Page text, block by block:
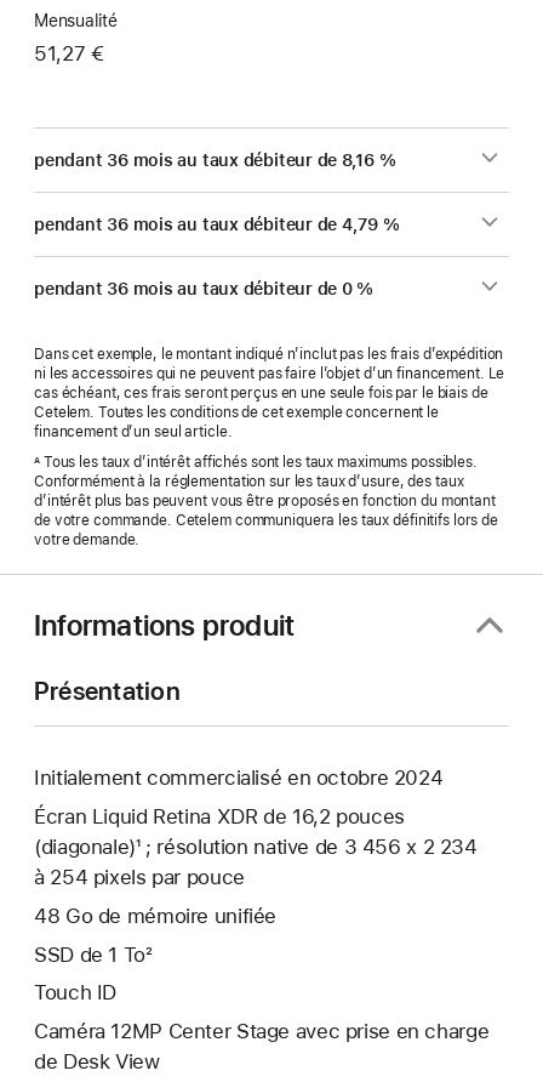
Mensualité
51,27 €
pendant 36 mois au taux débiteur de 8,16 %
pendant 36 mois au taux débiteur de 4,79 %
pendant 36 mois au taux débiteur de 0 %
Dans cet exemple, le montant indiqué n’inclut pas les frais d’expédition
ni les accessoires qui ne peuvent pas faire l’objet d’un financement. Le
cas échéant, ces frais seront perçus en une seule fois par le biais de
Cetelem. Toutes les conditions de cet exemple concernent le
financement d’un seul article.
ATous les taux d’intérêt affichés sont les taux maximums possibles.
Conformément à la réglementation sur les taux d’usure, des taux
d’intérêt plus bas peuvent vous être proposés en fonction du montant
de votre commande. Cetelem communiquera les taux définitifs lors de
votre demande.
Informations produit
Présentation
Initialement commercialisé en octobre 2024
Écran Liquid Retina XDR de 16,2 pouces
(diagonale)¹ ; résolution native de 3 456 x 2 234
à 254 pixels par pouce
48 Go de mémoire unifiée
SSD de 1 To²
Touch ID
Caméra 12MP Center Stage avec prise en charge
de Desk View